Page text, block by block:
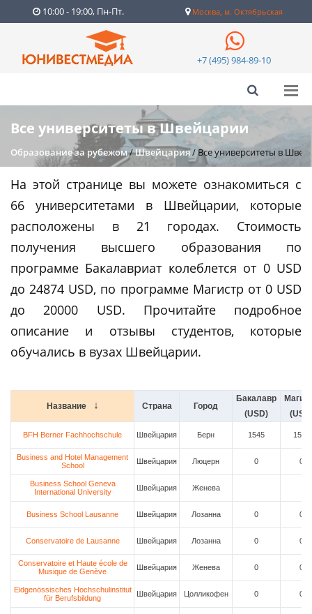
10:00 - 19:00, Пн-Пт. Москва, м. Октябрьская
+7 (495) 984-89-10
Все университеты в Швейцарии
Образование за рубежом/Швейцария/Все университеты в
На этой странице вы можете ознакомиться с
66 университетами в Швейцарии, которые
расположены в 21 городах. Стоимость
получения высшего образования по
программе Бакалавриат колеблется от 0 USD
до 24874 USD, по программе Магистр от 0 USD
до 20000 USD. Прочитайте подробное
описание и отзывы студентов, которые
обучались в вузах Швейцарии.
Название Страна Город
Бакалавр
(USD)
BFH Berner Fachhochschule Швейцария Берн 1545 1545
Business and Hotel Management
School
Швейцария Люцерн 0 0
Business School Geneva
International University
Швейцария Женева
Business School Lausanne Швейцария Лозанна 0 0
Conservatoire de Lausanne Швейцария Лозанна 0 0
Conservatoire et Haute école de
Musique de Genève
Швейцария Женева 0 0
Eidgenössisches Hochschulinstitut
für Berufsbildung
Швейцария Цолликофен 0 0